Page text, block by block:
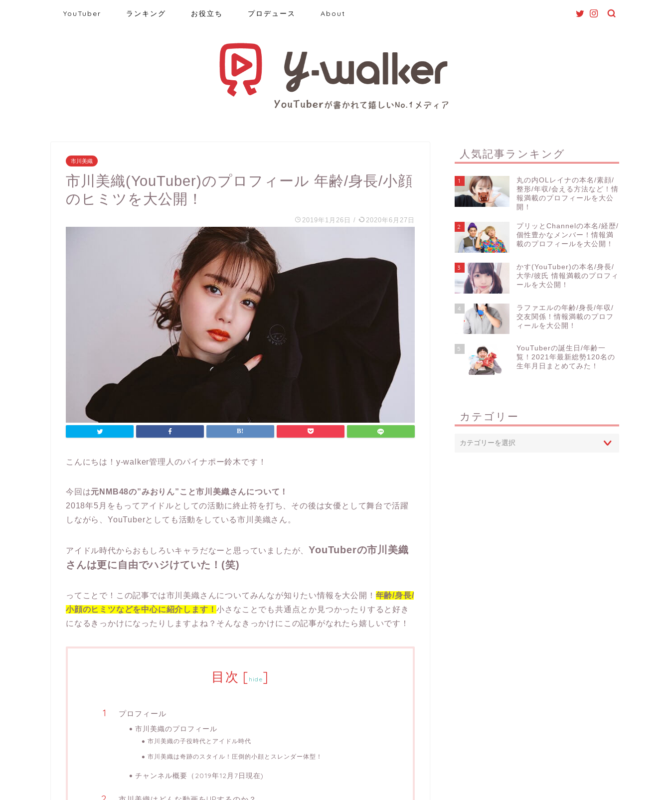
YouTuber ランキング お役立ち プロデュース About
市川美織
市川美織(YouTuber)のプロフィール 年齢/身長/小顔
のヒミツを大公開！
2019年1月26日 / 2020年6月27日
こんにちは！y-walker管理人のパイナポー鈴木です！
今回は元NMB48の”みおりん”こと市川美織さんについて！
2018年5月をもってアイドルとしての活動に終止符を打ち、その後は女優として舞台で活躍
しながら、YouTuberとしても活動をしている市川美織さん。
アイドル時代からおもしろいキャラだなーと思っていましたが、 YouTuberの市川美織
さんは更に自由でハジけていた！(笑)
ってことで！この記事では市川美織さんについてみんなが知りたい情報を大公開！ 年齢/身長/
小顔のヒミツなどを中心に紹介します！小さなことでも共通点とか見つかったりすると好き
になるきっかけになったりしますよね？そんなきっかけにこの記事がなれたら嬉しいです！
目次 [ hide]
プロフィール
市川美織のプロフィール
市川美織の子役時代とアイドル時代
市川美織は奇跡のスタイル！圧倒的小顔とスレンダー体型！
チャンネル概要（2019年12月7日現在)
人気記事ランキング
1
丸の内OLレイナの本名/素顔/
整形/年収/会える方法など！情
報満載のプロフィールを大公
開！
2
プリッとChannelの本名/経歴/
個性豊かなメンバー！情報満
載のプロフィールを大公開！
3
かす(YouTuber)の本名/身長/
大学/彼氏 情報満載のプロフィ
ールを大公開！
4
ラファエルの年齢/身長/年収/
交友関係！情報満載のプロフ
ィールを大公開！
5
YouTuberの誕生日/年齢一
覧！2021年最新総勢120名の
生年月日まとめてみた！
カテゴリー